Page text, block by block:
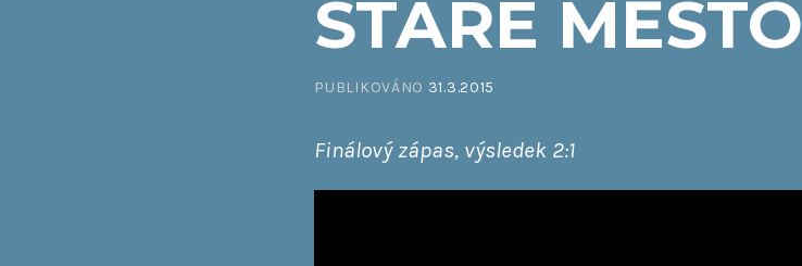
STARÉ MĚSTO
PUBLIKOVÁNO 31.3.2015
Finálový zápas, výsledek 2:1